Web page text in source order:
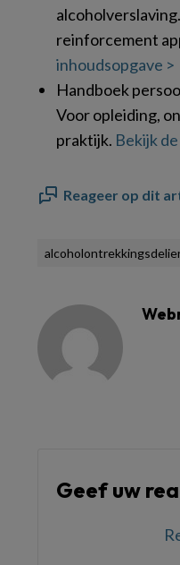
reinforcement
inhoudsopgave >
Handboek
Voor opleiding,
praktijk. Bekijk
Reageer op dit
Geef uw